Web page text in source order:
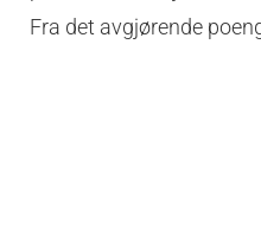
Fra det avgjørende